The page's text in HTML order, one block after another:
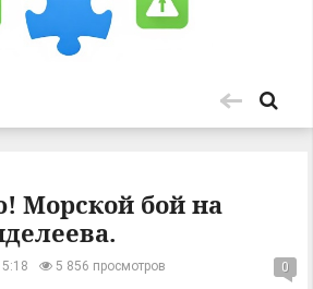
Морской бой на
5 856 просмотров 0